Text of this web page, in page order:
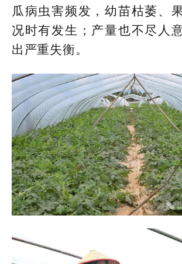
瓜病虫害频发，幼苗枯萎、
况时有发生；产量也不尽人
出严重失衡。